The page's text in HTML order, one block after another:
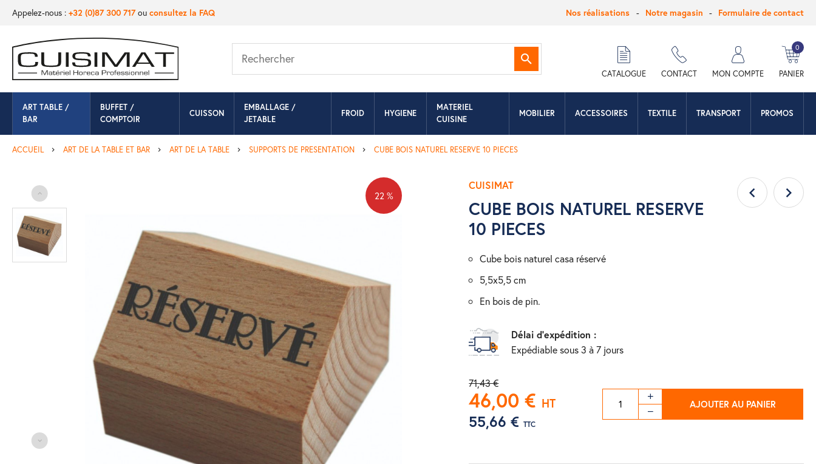
Appelez-nous : +32 (0)87 300 717ou consultez la FAQ Nos réalisations Notre magasin Formulaire de contact
Rechercher
CATALOGUE CONTACT MON COMPTE PANIER
0
ART TABLE /
BAR
BUFFET /
COMPTOIR
CUISSON
EMBALLAGE /
JETABLE
FROID HYGIENE
MATERIEL
CUISINE
MOBILIER ACCESSOIRES TEXTILE TRANSPORT PROMOS
ACCUEIL ART DE LA TABLE ET BAR ART DE LA TABLE SUPPORTS DE PRESENTATION CUBE BOIS NATUREL RESERVE 10 PIECES
22 %
CUISIMAT
CUBE BOIS NATUREL RESERVE
10 PIECES
cube bois naturel casa réservé
5,5x5,5 cm
en bois de pin.
Délai d'expédition :
Expédiable sous 3 à 7 jours
71,43 €
46,00 € HT
55,66 € TTC
AJOUTER AU PANIER